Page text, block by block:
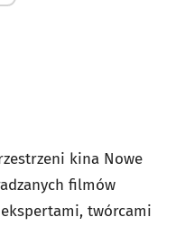
kina Nowe
filmów
twórcami